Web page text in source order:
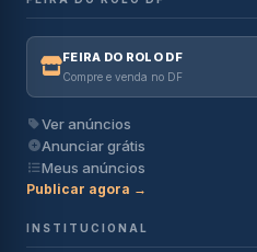
FEIRA DO ROLO DF
Compre e venda no DF
Ver anúncios
Anunciar grátis
Meus anúncios
Publicar agora →
INSTITUCIONAL